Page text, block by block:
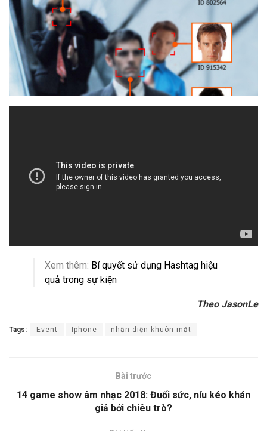
Xem thêm: Bí quyết sử dụng Hashtag hiệu
quả trong sự kiện
Theo JasonLe
Tags: Event Iphone nhận diện khuôn mặt
Bài trước
14 game show âm nhạc 2018: Đuối sức, níu kéo khán
giả bởi chiêu trò?